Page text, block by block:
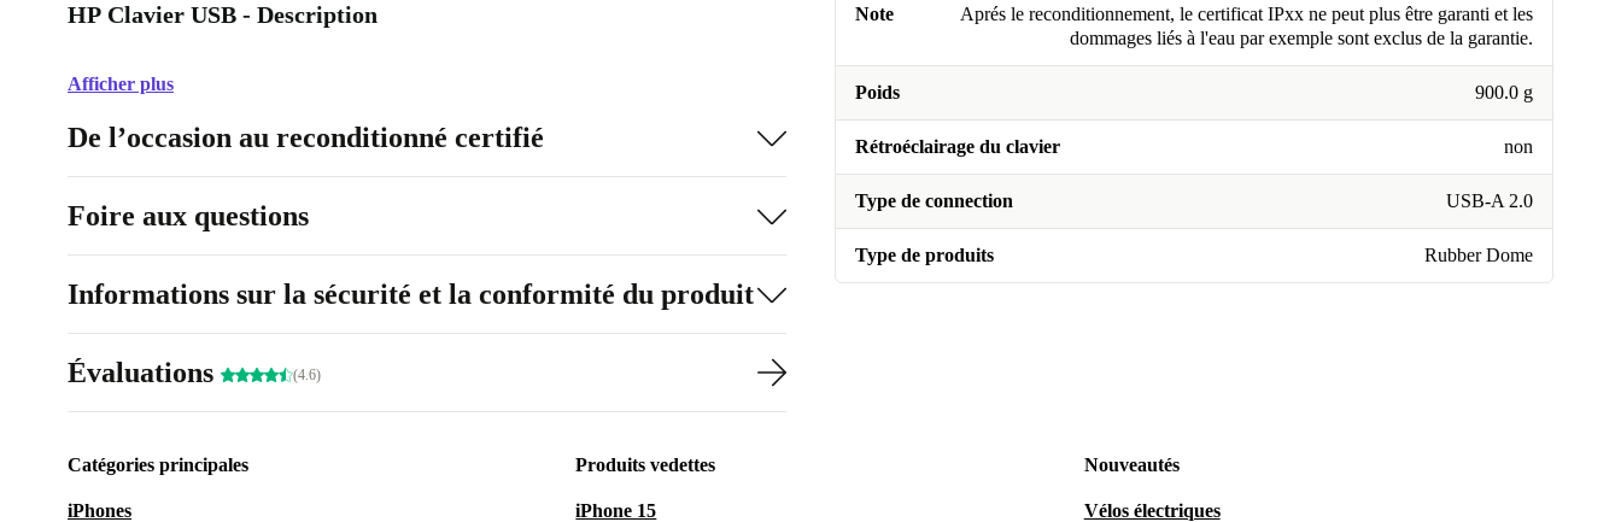
Note
Aprés le reconditionnement, le certificat IPxx ne peut plus être garanti et les
dommages liés à l'eau par exemple sont exclus de la garantie.
Poids 900.0 g
Rétroéclairage du clavier non
Type de connection USB-A 2.0
Type de produits Rubber Dome
HP Clavier USB - Description
Afficher plus
De l’occasion au reconditionné certifié
Foire aux questions
Informations sur la sécurité et la conformité du produit
Évaluations (4.6)
Catégories principales
iPhones
Produits vedettes
iPhone 15
Nouveautés
Vélos électriques